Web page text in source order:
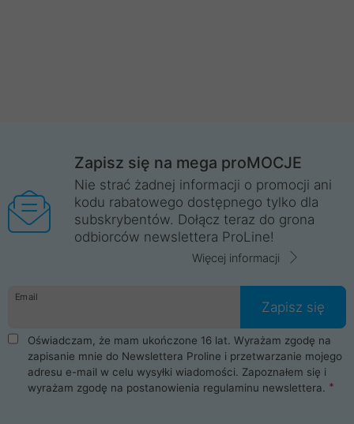
Zapisz się na mega proMOCJE
Nie strać żadnej informacji o promocji ani
kodu rabatowego dostępnego tylko dla
subskrybentów. Dołącz teraz do grona
odbiorców newslettera ProLine!
Więcej informacji
Email
Zapisz się
Oświadczam, że mam ukończone 16 lat. Wyrażam zgodę na
zapisanie mnie do Newslettera Proline i przetwarzanie mojego
adresu e-mail w celu wysyłki wiadomości. Zapoznałem się i
wyrażam zgodę na postanowienia regulaminu newslettera.